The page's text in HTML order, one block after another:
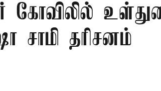
சாமி தரிசனம்